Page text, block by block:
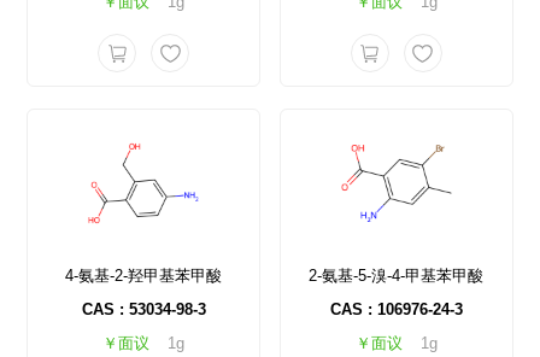
4-氨基-2-羟甲基苯甲酸
CAS : 53034-98-3
￥面议
1g
2-氨基-5-溴-4-甲基苯甲酸
CAS : 106976-24-3
￥面议
1g